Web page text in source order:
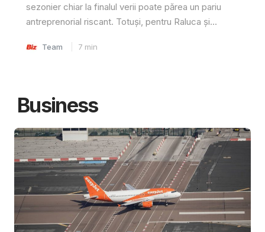
sezonier chiar la finalul verii poate părea un pariu
antreprenorial riscant. Totuși, pentru Raluca și...
Team 7 min
Business